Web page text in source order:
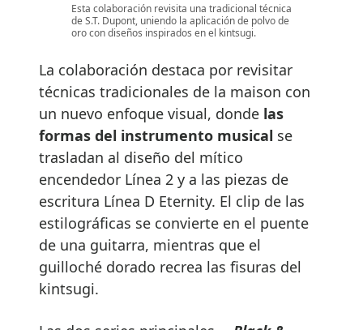
Esta colaboración revisita una tradicional técnica
de S.T. Dupont, uniendo la aplicación de polvo de
oro con diseños inspirados en el kintsugi.
La colaboración destaca por revisitar
técnicas tradicionales de la maison con
un nuevo enfoque visual, donde las
formas del instrumento musical se
trasladan al diseño del mítico
encendedor Línea 2 y a las piezas de
escritura Línea D Eternity. El clip de las
estilográficas se convierte en el puente
de una guitarra, mientras que el
guilloché dorado recrea las fisuras del
kintsugi.